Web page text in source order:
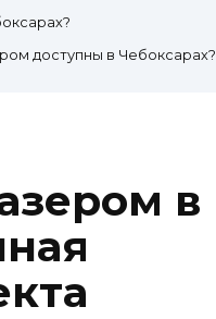
доступны в Чебоксарах?
в